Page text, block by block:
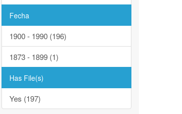
Fecha
1900 - 1990 (196)
1873 - 1899 (1)
Has File(s)
Yes (197)